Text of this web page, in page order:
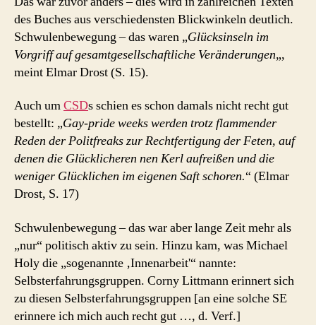
des Buches aus verschiedensten Blickwinkeln deutlich.
Schwulenbewegung – das waren „Glücksinseln im
Vorgriff auf gesamtgesellschaftliche Veränderungen„,
meint Elmar Drost (S. 15).
Auch umCSDs schien es schon damals nicht recht gut
bestellt: „Gay-pride weeks werden trotz flammender
Reden der Politfreaks zur Rechtfertigung der Feten, auf
denen die Glücklicheren nen Kerl aufreißen und die
weniger Glücklichen im eigenen Saft schoren.“ (Elmar
Drost, S. 17)
Schwulenbewegung – das war aber lange Zeit mehr als
„nur“ politisch aktiv zu sein. Hinzu kam, was Michael
Holy die „sogenannte ‚Innenarbeit'“ nannte:
Selbsterfahrungsgruppen. Corny Littmann erinnert sich
zu diesen Selbsterfahrungsgruppen [an eine solche SE
erinnere ich mich auch recht gut …, d. Verf.]